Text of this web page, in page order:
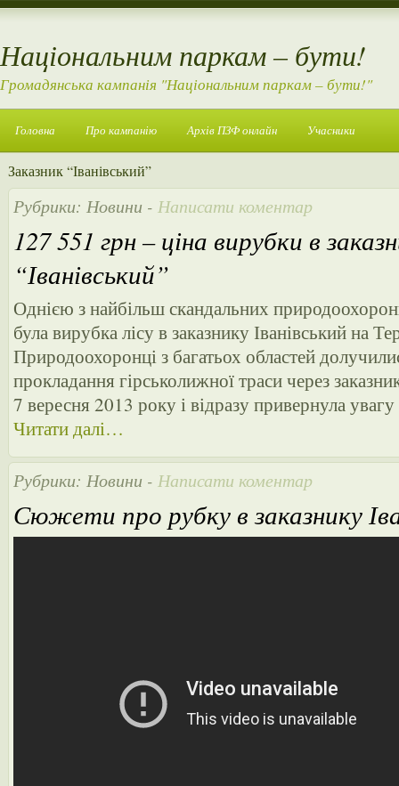
Національним паркам – бути!
Громадянська кампанія "Національним паркам – бути!"
Головна Про кампанію Архів ПЗФ онлайн Учасники
Заказник “Іванівський”
Рубрики: Новини - Написати коментар
127 551 грн – ціна вирубки в
“Іванівський”
Однією з найбільш скандальних
була вирубка лісу в заказнику Іванівський на
Природоохоронці з багатьох областей
прокладання гірськолижної траси через
7 вересня 2013 року і відразу привернула увагу
Читати далі…
Рубрики: Новини - Написати коментар
Сюжети про рубку в заказнику